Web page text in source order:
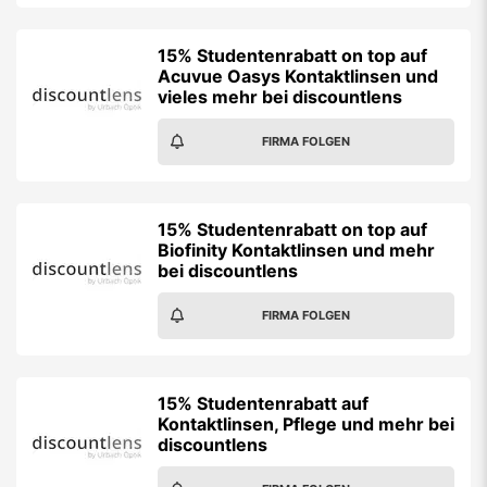
15% Studentenrabatt on top auf
Acuvue Oasys Kontaktlinsen und
vieles mehr bei discountlens
FIRMA FOLGEN
15% Studentenrabatt on top auf
Biofinity Kontaktlinsen und mehr
bei discountlens
FIRMA FOLGEN
15% Studentenrabatt auf
Kontaktlinsen, Pflege und mehr bei
discountlens